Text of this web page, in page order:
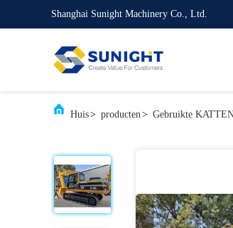
Shanghai Sunight Machinery Co., Ltd.
Huis> producten> Gebruikte